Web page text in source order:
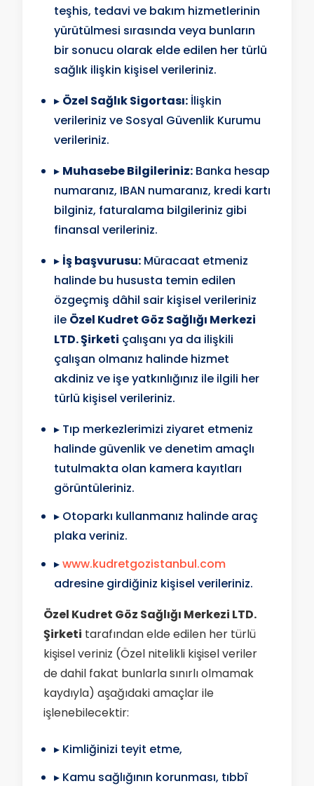
teşhis, tedavi ve bakım hizmetlerinin
yürütülmesi sırasında veya bunların
bir sonucu olarak elde edilen her türlü
sağlık ilişkin kişisel verileriniz.
▸ Özel Sağlık Sigortası: İlişkin
verileriniz ve Sosyal Güvenlik Kurumu
verileriniz.
▸ Muhasebe Bilgileriniz: Banka hesap
numaranız, IBAN numaranız, kredi kartı
bilginiz, faturalama bilgileriniz gibi
finansal verileriniz.
▸ İş başvurusu: Müracaat etmeniz
halinde bu hususta temin edilen
özgeçmiş dâhil sair kişisel verileriniz
ile Özel Kudret Göz Sağlığı Merkezi
LTD. Şirketi çalışanı ya da ilişkili
çalışan olmanız halinde hizmet
akdiniz ve işe yatkınlığınız ile ilgili her
türlü kişisel verileriniz.
▸ Tıp merkezlerimizi ziyaret etmeniz
halinde güvenlik ve denetim amaçlı
tutulmakta olan kamera kayıtları
görüntüleriniz.
▸ Otoparkı kullanmanız halinde araç
plaka veriniz.
▸www.kudretgozistanbul.com
adresine girdiğiniz kişisel verileriniz.
Özel Kudret Göz Sağlığı Merkezi LTD.
Şirketi tarafından elde edilen her türlü
kişisel veriniz (Özel nitelikli kişisel veriler
de dahil fakat bunlarla sınırlı olmamak
kaydıyla) aşağıdaki amaçlar ile
işlenebilecektir:
▸ Kimliğinizi teyit etme,
▸ Kamu sağlığının korunması, tıbbî